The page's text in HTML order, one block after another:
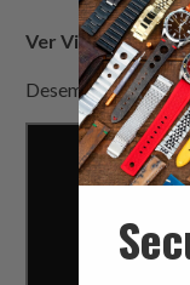
Ver Video :
Desempaquetando